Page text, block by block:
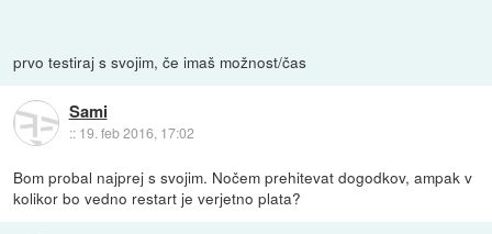
prvo testiraj s svojim, če imaš možnost/čas
Sami
:: 19. feb 2016, 17:02
Bom probal najprej s svojim. Nočem prehitevat dogodkov, ampak v
kolikor bo vedno restart je verjetno plata?